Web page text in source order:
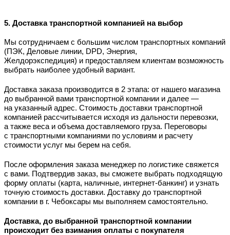
5. Доставка транспортной компанией на выбор
Мы сотрудничаем с большим числом транспортных компаний
(ПЭК, Деловые линии, DPD, Энергия,
Желдорэкспедиция) и предоставляем клиентам возможность
выбрать наиболее удобный вариант.
Доставка заказа производится в 2 этапа: от нашего магазина
до выбранной вами транспортной компании и далее —
на указанный адрес. Стоимость доставки транспортной
компанией рассчитывается исходя из дальности перевозки,
а также веса и объема доставляемого груза. Переговоры
с транспортными компаниями по условиям и расчету
стоимости услуг мы берем на себя.
После оформления заказа менеджер по логистике свяжется
с вами. Подтвердив заказ, вы сможете выбрать подходящую
форму оплаты (карта, наличные, интернет-банкинг) и узнать
точную стоимость доставки. Доставку до транспортной
компании в г. Чебоксары мы выполняем самостоятельно.
Доставка, до выбранной транспортной компании
происходит без взимания оплаты с покупателя